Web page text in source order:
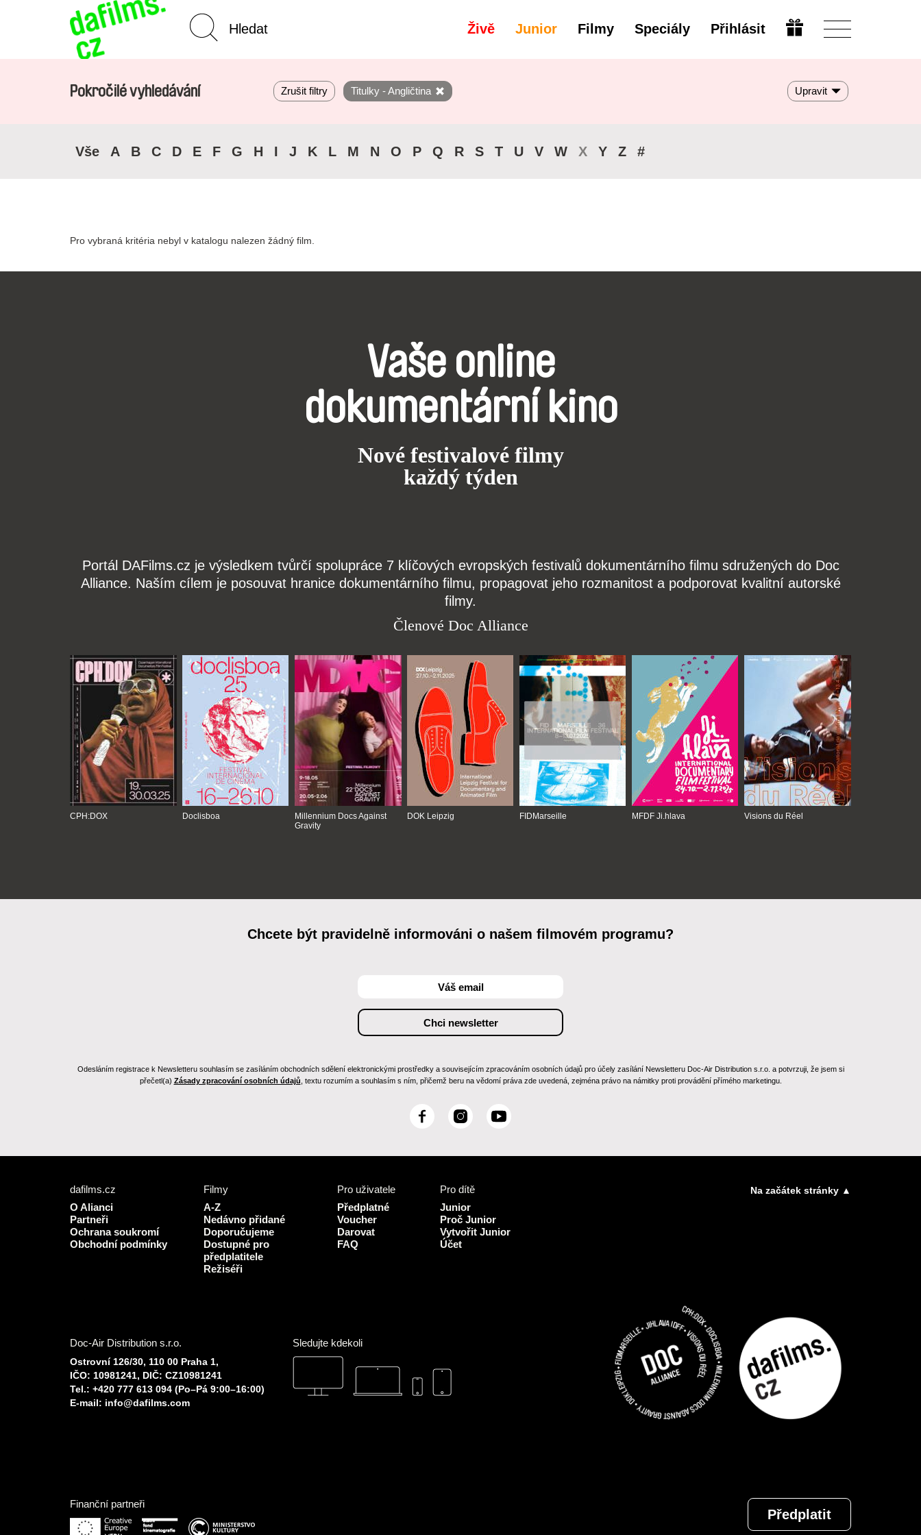
Živě Junior Filmy Speciály Přihlásit
Pokročilé vyhledávání Zrušit filtry Titulky - Angličtina Upravit
Vše A B C D E F G H I J K L M N O P Q R S T U V W X Y Z #
Pro vybraná kritéria nebyl v katalogu nalezen žádný film.
Vaše online
dokumentární kino
Nové festivalové filmy
každý týden
Portál DAFilms.cz je výsledkem tvůrčí spolupráce 7 klíčových evropských festivalů dokumentárního filmu sdružených do Doc
Alliance. Naším cílem je posouvat hranice dokumentárního filmu, propagovat jeho rozmanitost a podporovat kvalitní autorské
filmy.
Členové Doc Alliance
CPH:DOX Doclisboa
Millennium Docs Against
Gravity
DOK Leipzig FIDMarseille MFDF Ji.hlava Visions du Réel
Chcete být pravidelně informováni o našem filmovém programu?
Odesláním registrace k Newsletteru souhlasím se zasíláním obchodních sdělení elektronickými prostředky a souvisejícím zpracováním osobních údajů pro účely zasílání Newsletteru Doc-Air Distribution s.r.o. a potvrzuji, že jsem si
přečetl(a) Zásady zpracování osobních údajů , textu rozumím a souhlasím s ním, přičemž beru na vědomí práva zde uvedená, zejména právo na námitky proti provádění přímého marketingu.
F
I
g
r
a
m
Y
dafilms.cz
O Alianci
Partneři
Ochrana soukromí
Obchodní podmínky
Filmy
A-Z
Nedávno přidané
Doporučujeme
Dostupné pro
předplatitele
Režiséři
Pro uživatele
Předplatné
Voucher
Darovat
FAQ
Pro dítě
Junior
Proč Junior
Vytvořit Junior
Účet
Na začátek stránky ▲
Doc-Air Distribution s.r.o.
Ostrovní 126/30, 110 00 Praha 1,
IČO: 10981241, DIČ: CZ10981241
Tel.: +420 777 613 094 (Po–Pá 9:00–16:00)
E-mail: info@dafilms.com
Sledujte kdekoli
Finanční partneři
Předplatit